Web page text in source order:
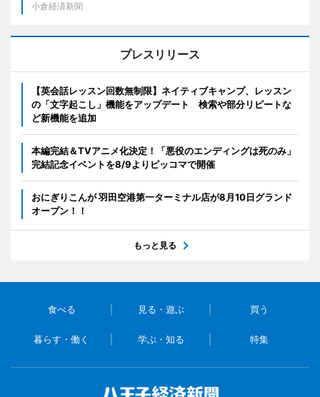
小倉経済新聞
プレスリリース
【英会話レッスン回数無制限】ネイティブキャンプ、レッスン
の「文字起こし」機能をアップデート 検索や部分リピートな
ど新機能を追加
本編完結＆TVアニメ化決定！「悪役のエンディングは死のみ」
完結記念イベントを8/9よりピッコマで開催
おにぎりこんが 羽田空港第一ターミナル店が8月10日グランド
オープン！！
もっと見る
食べる 見る・遊ぶ 買う
暮らす・働く 学ぶ・知る 特集